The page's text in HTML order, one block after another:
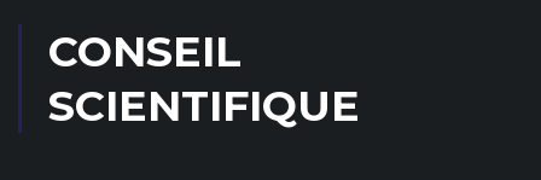
CONSEIL
SCIENTIFIQUE